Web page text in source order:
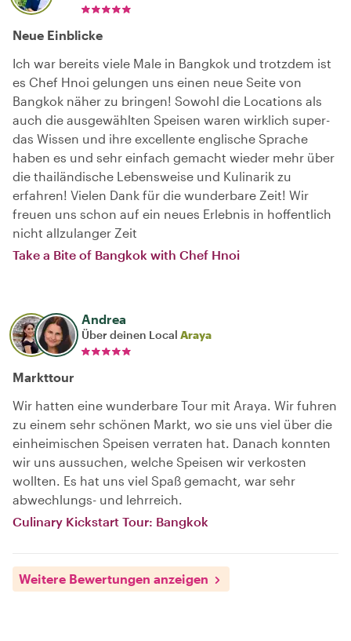
Neue Einblicke
Ich war bereits viele Male in Bangkok und trotzdem ist
es Chef Hnoi gelungen uns einen neue Seite von
Bangkok näher zu bringen! Sowohl die Locations als
auch die ausgewählten Speisen waren wirklich super-
das Wissen und ihre excellente englische Sprache
haben es und sehr einfach gemacht wieder mehr über
die thailändische Lebensweise und Kulinarik zu
erfahren! Vielen Dank für die wunderbare Zeit! Wir
freuen uns schon auf ein neues Erlebnis in hoffentlich
nicht allzulanger Zeit
Take a Bite of Bangkok with Chef Hnoi
Andrea
Über deinen Local Araya
Markttour
Wir hatten eine wunderbare Tour mit Araya. Wir fuhren
zu einem sehr schönen Markt, wo sie uns viel über die
einheimischen Speisen verraten hat. Danach konnten
wir uns aussuchen, welche Speisen wir verkosten
wollten. Es hat uns viel Spaß gemacht, war sehr
abwechlungs- und lehrreich.
Culinary Kickstart Tour: Bangkok
Weitere Bewertungen anzeigen